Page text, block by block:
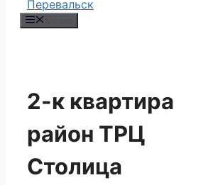
2-к квартира
район ТРЦ
Столица